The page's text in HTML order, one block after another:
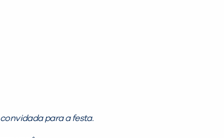
para a festa.